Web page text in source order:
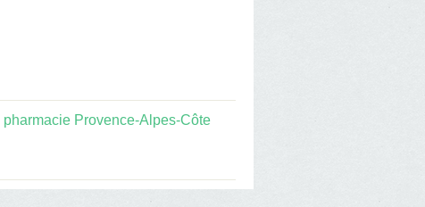
pharmacie Provence-Alpes-Côte